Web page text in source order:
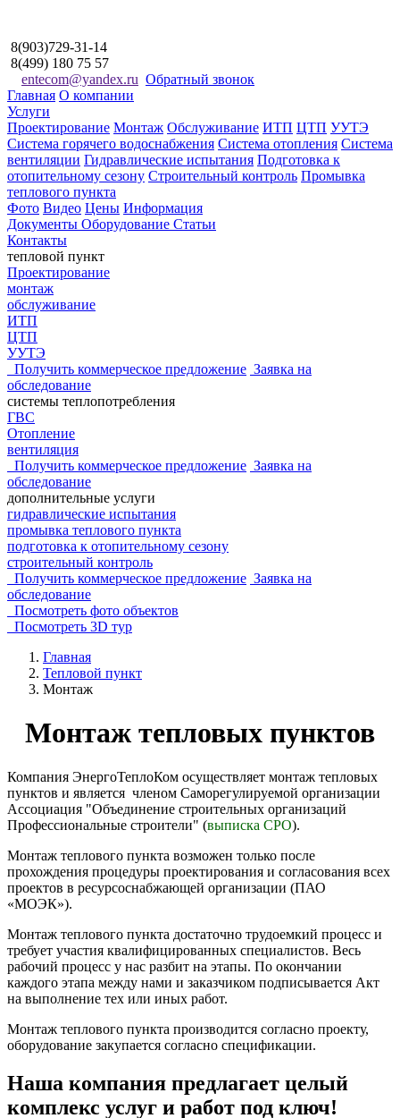
8(903)729-31-14
8(499) 180 75 57
entecom@yandex.ru Обратный звонок
Главная О компании
Услуги
Проектирование Монтаж Обслуживание ИТП ЦТП УУТЭ
Система горячего водоснабжения Система отопления Система
вентиляции Гидравлические испытания Подготовка к
отопительному сезону Строительный контроль Промывка
теплового пункта
Фото Видео Цены Информация
Документы Оборудование Статьи
Контакты
тепловой пункт
Проектирование
монтаж
обслуживание
ИТП
ЦТП
УУТЭ
Получить коммерческое предложение Заявка на
обследование
системы теплопотребления
ГВС
Отопление
вентиляция
Получить коммерческое предложение Заявка на
обследование
дополнительные услуги
гидравлические испытания
промывка теплового пункта
подготовка к отопительному сезону
строительный контроль
Получить коммерческое предложение Заявка на
обследование
Посмотреть фото объектов
Посмотреть 3D тур
Главная
Тепловой пункт
Монтаж
Монтаж тепловых пунктов
Компания ЭнергоТеплоКом осуществляет монтаж тепловых
пунктов и является членом Саморегулируемой организации
Ассоциация "Объединение строительных организаций
Профессиональные строители" (выписка СРО).
Монтаж теплового пункта возможен только после
прохождения процедуры проектирования и согласования всех
проектов в ресурсоснабжающей организации (ПАО
«МОЭК»).
Монтаж теплового пункта достаточно трудоемкий процесс и
требует участия квалифицированных специалистов. Весь
рабочий процесс у нас разбит на этапы. По окончании
каждого этапа между нами и заказчиком подписывается Акт
на выполнение тех или иных работ.
Монтаж теплового пункта производится согласно проекту,
оборудование закупается согласно спецификации.
Наша компания предлагает целый
комплекс услуг и работ под ключ!